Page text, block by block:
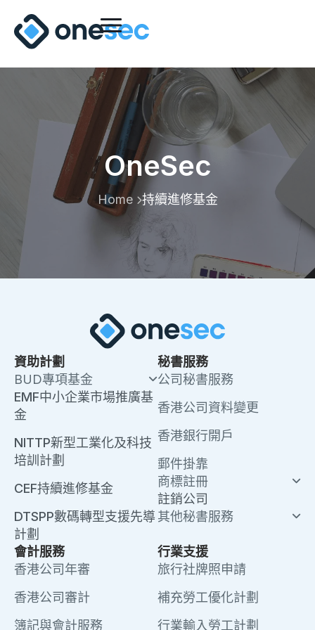
OneSec
Home 持續進修基金
資助計劃
BUD專項基金
EMF中小企業市場推廣基
金
NITTP新型工業化及科技
培訓計劃
CEF持續進修基金
DTSPP數碼轉型支援先導
計劃
秘書服務
公司秘書服務
香港公司資料變更
香港銀行開戶
郵件掛靠
商標註冊
註銷公司
其他秘書服務
會計服務
香港公司年審
香港公司審計
簿記與會計服務
行業支援
旅行社牌照申請
補充勞工優化計劃
行業輸入勞工計劃